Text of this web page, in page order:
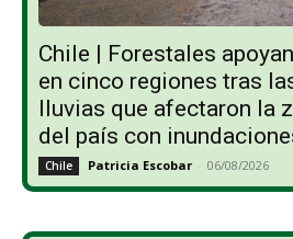
Chile | Forestales
en cinco regiones tras
lluvias que afectaron la
del país con
Chile Patricia Escobar - 06/08/2026